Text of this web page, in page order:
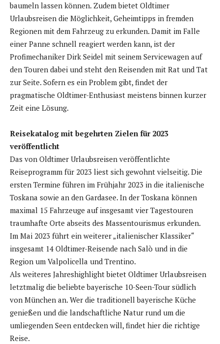
baumeln lassen können. Zudem bietet Oldtimer
Urlaubsreisen die Möglichkeit, Geheimtipps in fremden
Regionen mit dem Fahrzeug zu erkunden. Damit im Falle
einer Panne schnell reagiert werden kann, ist der
Profimechaniker Dirk Seidel mit seinem Servicewagen auf
den Touren dabei und steht den Reisenden mit Rat und Tat
zur Seite. Sofern es ein Problem gibt, findet der
pragmatische Oldtimer-Enthusiast meistens binnen kurzer
Zeit eine Lösung.
Reisekatalog mit begehrten Zielen für 2023
veröffentlicht
Das von Oldtimer Urlaubsreisen veröffentlichte
Reiseprogramm für 2023 liest sich gewohnt vielseitig. Die
ersten Termine führen im Frühjahr 2023 in die italienische
Toskana sowie an den Gardasee. In der Toskana können
maximal 15 Fahrzeuge auf insgesamt vier Tagestouren
traumhafte Orte abseits des Massentourismus erkunden.
Im Mai 2023 führt ein weiterer „italienischer Klassiker“
insgesamt 14 Oldtimer-Reisende nach Salò und in die
Region um Valpolicella und Trentino.
Als weiteres Jahreshighlight bietet Oldtimer Urlaubsreisen
letztmalig die beliebte bayerische 10-Seen-Tour südlich
von München an. Wer die traditionell bayerische Küche
genießen und die landschaftliche Natur rund um die
umliegenden Seen entdecken will, findet hier die richtige
Reise.